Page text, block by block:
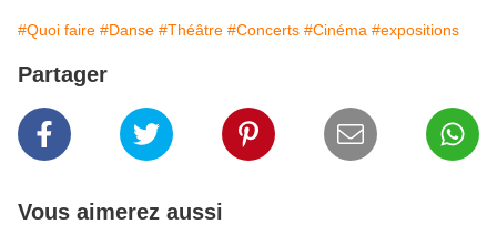
#Quoi faire #Danse #Théâtre #Concerts #Cinéma #expositions
Partager
Vous aimerez aussi